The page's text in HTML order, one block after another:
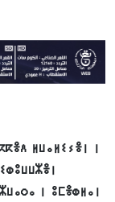
ⵍⵡⴰⵍⵉⵢⴻⵏ ⵏ
ⵏ ⵓⵎⴻⵀⵍⴰⵏ